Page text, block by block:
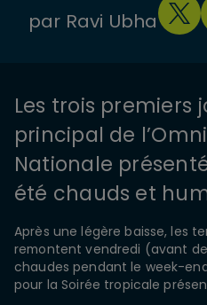
par Ravi Ubha
Les trois premiers
principal de
Nationale
été chauds et
Après une légère baisse, les
remontent vendredi (avant
chaudes pendant le week-
pour la Soirée tropicale